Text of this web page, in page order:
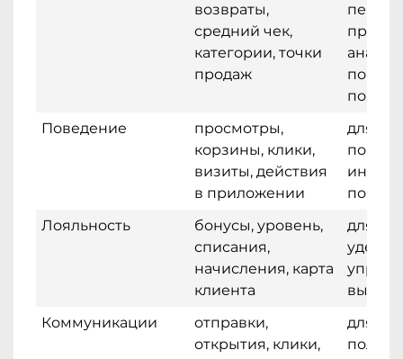
возвраты,
средний чек,
категории, точки
продаж
Поведение
просмотры,
корзины, клики,
визиты, действия
в приложении
для
Лояльность
бонусы, уровень,
списания,
начисления, карта
клиента
для
Коммуникации
отправки,
открытия, клики,
для